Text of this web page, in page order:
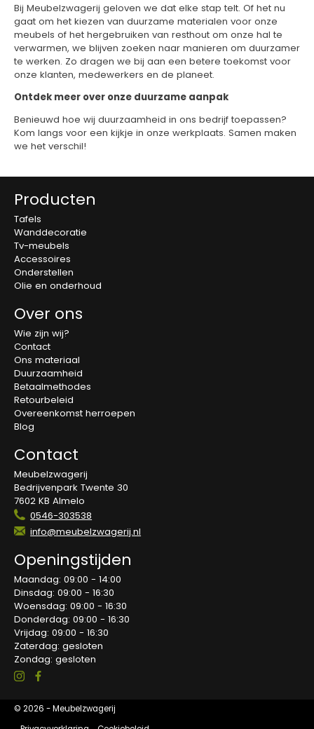
Bij Meubelzwagerij geloven we dat elke stap telt. Of het nu
gaat om het kiezen van duurzame materialen voor onze
meubels of het hergebruiken van resthout om onze hal te
verwarmen, we blijven zoeken naar manieren om duurzamer
te werken. Zo dragen we bij aan een betere toekomst voor
onze klanten, medewerkers en de planeet.
Ontdek meer over onze duurzame aanpak
Benieuwd hoe wij duurzaamheid in ons bedrijf toepassen?
Kom langs voor een kijkje in onze werkplaats. Samen maken
we het verschil!
Producten
Tafels
Wanddecoratie
Tv-meubels
Accessoires
Onderstellen
Olie en onderhoud
Over ons
Wie zijn wij?
Contact
Ons materiaal
Duurzaamheid
Betaalmethodes
Retourbeleid
Overeenkomst herroepen
Blog
Contact
Meubelzwagerij
Bedrijvenpark Twente 30
7602 KB Almelo
0546-303538
info@meubelzwagerij.nl
Openingstijden
Maandag: 09:00 - 14:00
Dinsdag: 09:00 - 16:30
Woensdag: 09:00 - 16:30
Donderdag: 09:00 - 16:30
Vrijdag: 09:00 - 16:30
Zaterdag: gesloten
Zondag: gesloten
© 2026 - Meubelzwagerij